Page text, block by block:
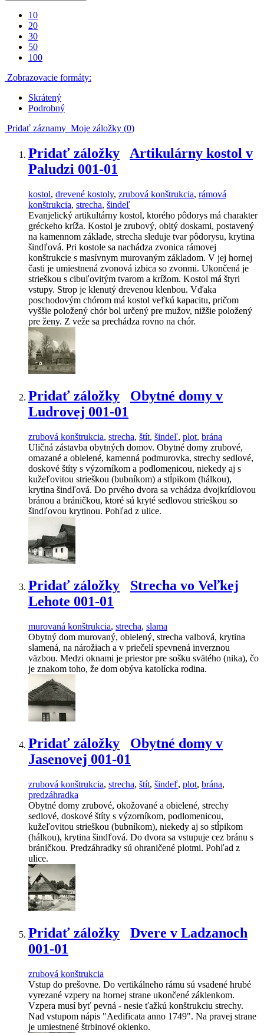
10
20
30
50
100
Zobrazovacie formáty:
Skrátený
Podrobný
Pridať záznamy Moje záložky (0)
Pridať záložky
Artikulárny kostol v
Paludzi 001-01
kostol, drevené kostoly, zrubová konštrukcia, rámová
konštrukcia, strecha, šindeľ
Evanjelický artikultárny kostol, ktorého pôdorys má charakter
gréckeho kríža. Kostol je zrubový, obitý doskami, postavený
na kamennom základe, strecha sleduje tvar pôdorysu, krytina
šindľová. Pri kostole sa nachádza zvonica rámovej
konštrukcie s masívnym murovaným základom. V jej hornej
časti je umiestnená zvonová izbica so zvonmi. Ukončená je
strieškou s cibuľovitým tvarom a krížom. Kostol má štyri
vstupy. Strop je klenutý drevenou klenbou. Vďaka
poschodovým chórom má kostol veľkú kapacitu, pričom
vyššie položený chór bol určený pre mužov, nižšie položený
pre ženy. Z veže sa prechádza rovno na chór.
Pridať záložky
Obytné domy v
Ludrovej 001-01
zrubová konštrukcia, strecha, štít, šindeľ, plot, brána
Uličná zástavba obytných domov. Obytné domy zrubové,
omazané a obielené, kamenná podmurovka, strechy sedlové,
doskové štíty s výzorníkom a podlomenicou, niekedy aj s
kužeľovitou strieškou (bubníkom) a stĺpikom (hálkou),
krytina šindľová. Do prvého dvora sa vchádza dvojkrídlovou
bránou a bráničkou, ktoré sú kryté sedlovou strieškou so
šindľovou krytinou. Pohľad z ulice.
Pridať záložky
Strecha vo Veľkej
Lehote 001-01
murovaná konštrukcia, strecha, slama
Obytný dom murovaný, obielený, strecha valbová, krytina
slamená, na nárožiach a v priečelí spevnená inverznou
väzbou. Medzi oknami je priestor pre sošku svätého (nika), čo
je znakom toho, že dom obýva katolícka rodina.
Pridať záložky
Obytné domy v
Jasenovej 001-01
zrubová konštrukcia, strecha, štít, šindeľ, plot, brána,
predzáhradka
Obytné domy zrubové, okožované a obielené, strechy
sedlové, doskové štíty s výzorníkom, podlomenicou,
kužeľovitou strieškou (bubníkom), niekedy aj so stĺpikom
(hálkou), krytina šindľová. Do dvora sa vstupuje cez bránu s
bráničkou. Predzáhradky sú ohraničené plotmi. Pohľad z
ulice.
Pridať záložky
Dvere v Ladzanoch
001-01
zrubová konštrukcia
Vstup do prešovne. Do vertikálneho rámu sú vsadené hrubé
vyrezané vzpery na hornej strane ukončené záklenkom.
Vzpera musí byť pevná - nesie ťažkú konštrukciu strechy.
Nad vstupom nápis "Aedificata anno 1749". Na pravej strane
je umiestnené štrbinové okienko.